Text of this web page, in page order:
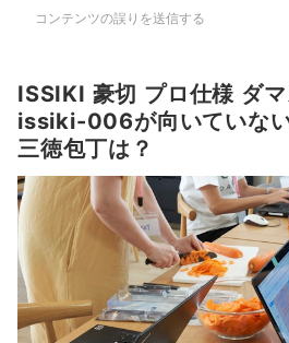
コンテンツの誤りを送信する
ISSIKI 豪切 プロ仕様 ダ
issiki-006が向いていな
三徳包丁は？